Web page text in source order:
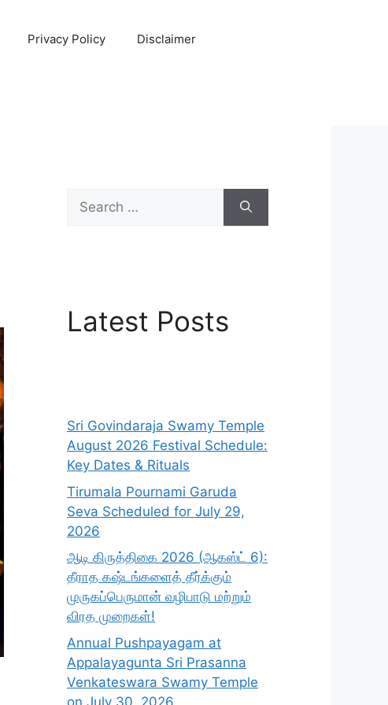
Privacy Policy Disclaimer
Search
for:
Latest Posts
Sri Govindaraja Swamy Temple
August 2026 Festival Schedule:
Key Dates & Rituals
Tirumala Pournami Garuda
Seva Scheduled for July 29,
2026
ஆடி கிருத்திகை 2026 (ஆகஸ்ட் 6):
தீராத கஷ்டங்களைத் தீர்க்கும்
முருகப்பெருமான் வழிபாடு மற்றும்
விரத முறைகள்!
Annual Pushpayagam at
Appalayagunta Sri Prasanna
Venkateswara Swamy Temple
on July 30, 2026